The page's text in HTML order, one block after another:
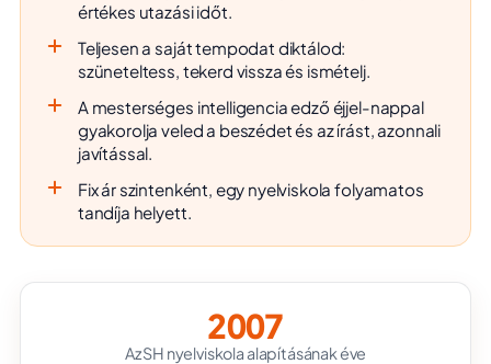
értékes utazási időt.
Teljesen a saját tempodat diktálod:
szüneteltess, tekerd vissza és ismételj.
A mesterséges intelligencia edző éjjel-nappal
gyakorolja veled a beszédet és az írást, azonnali
javítással.
Fix ár szintenként, egy nyelviskola folyamatos
tandíja helyett.
2007
Az SH nyelviskola alapításának éve